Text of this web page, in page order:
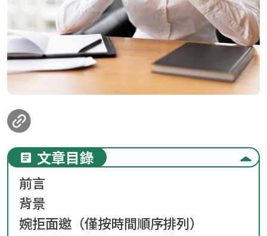
文章目錄
前言
背景
婉拒面邀（僅按時間順序排列）